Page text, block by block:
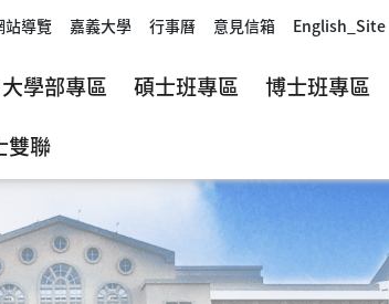
站導覽 嘉義大學 行事曆 意見信箱 English_Site
大學部專區 碩士班專區 博士班專區
雙聯